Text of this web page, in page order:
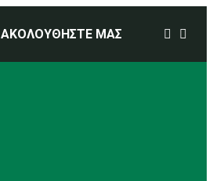
ΑΚΟΛΟΥΘΗΣΤΕ ΜΑΣ